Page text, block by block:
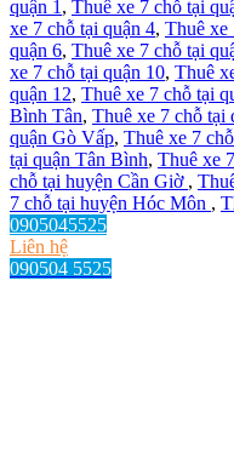
quận 1 , Thuê xe 7 chỗ tại
xe 7 chỗ tại quận 4, Thuê xe
quận 6, Thuê xe 7 chỗ tại
xe 7 chỗ tại quận 10, Thuê
quận 12, Thuê xe 7 chỗ tại
Bình Tân, Thuê xe 7 chỗ tại
quận Gò Vấp, Thuê xe 7
tại quận Tân Bình, Thuê xe
chỗ tại huyện Cần Giờ ,
7 chỗ tại huyện Hóc Môn ,
0905045525
Liên hệ
090504 5525